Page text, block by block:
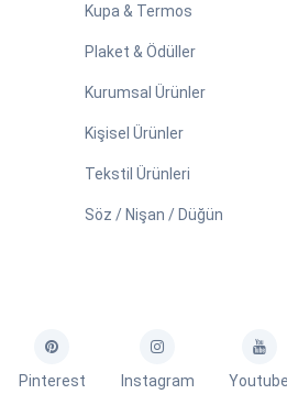
Kupa & Termos
Plaket & Ödüller
Kurumsal Ürünler
Kişisel Ürünler
Tekstil Ürünleri
Söz / Nişan / Düğün
Pinterest Instagram